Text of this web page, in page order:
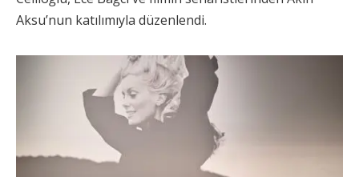
Aksu’nun katılımıyla düzenlendi.